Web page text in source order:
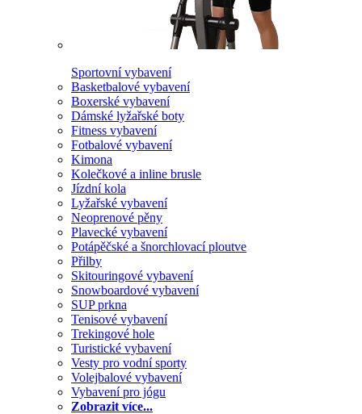
Sportovní vybavení
Basketbalové vybavení
Boxerské vybavení
Dámské lyžařské boty
Fitness vybavení
Fotbalové vybavení
Kimona
Kolečkové a inline brusle
Jízdní kola
Lyžařské vybavení
Neoprenové pěny
Plavecké vybavení
Potápěčské a šnorchlovací ploutve
Přilby
Skitouringové vybavení
Snowboardové vybavení
SUP prkna
Tenisové vybavení
Trekingové hole
Turistické vybavení
Vesty pro vodní sporty
Volejbalové vybavení
Vybavení pro jógu
Zobrazit více...